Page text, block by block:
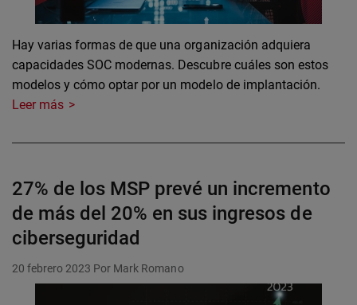
Hay varias formas de que una organización adquiera
capacidades SOC modernas. Descubre cuáles son estos
modelos y cómo optar por un modelo de implantación.
Leer más
27% de los MSP prevé un incremento
de más del 20% en sus ingresos de
ciberseguridad
20 febrero 2023 Por Mark Romano